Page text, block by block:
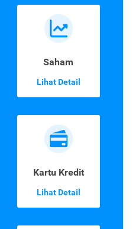
Saham
Lihat Detail
Kartu Kredit
Lihat Detail